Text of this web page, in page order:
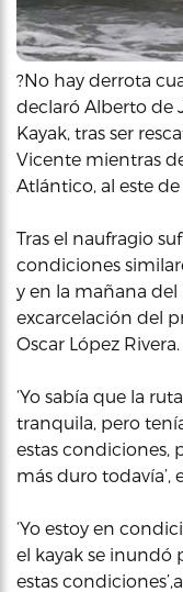
?No hay derrota
declaró Alberto de
Kayak, tras ser
Vicente mientras
Atlántico, al este
Tras el naufragio
condiciones
y en la mañana del
excarcelación del
Oscar López Rivera.
‘Yo sabía que la
tranquila, pero
estas condiciones,
más duro todavía’,
‘Yo estoy en
el kayak se inundó
estas